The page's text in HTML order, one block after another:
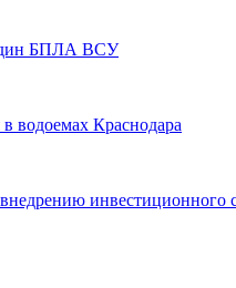
БПЛА ВСУ
водоемах Краснодара
инвестиционного